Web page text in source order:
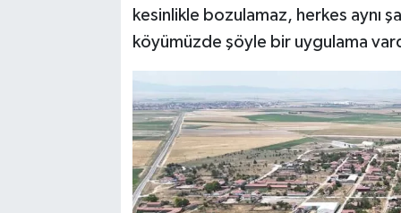
kesinlikle bozulamaz, herkes aynı
köyümüzde şöyle bir uygulama